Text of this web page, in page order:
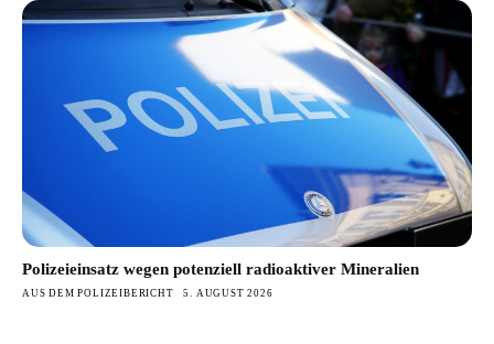
Polizeieinsatz wegen potenziell radioaktiver Mineralien
AUS DEM POLIZEIBERICHT 5. AUGUST 2026